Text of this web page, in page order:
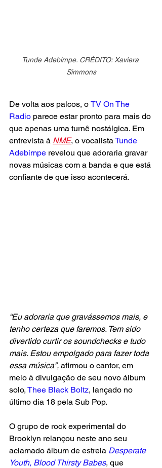
Tunde Adebimpe. CRÉDITO: Xaviera
Simmons
De volta aos palcos, o TV On The
Radio parece estar pronto para mais do
que apenas uma turnê nostálgica. Em
entrevista à NME, o vocalista Tunde
Adebimpe revelou que adoraria gravar
novas músicas com a banda e que está
confiante de que isso acontecerá.
“Eu adoraria que gravássemos mais, e
tenho certeza que faremos. Tem sido
divertido curtir os soundchecks e tudo
mais. Estou empolgado para fazer toda
essa música”, afirmou o cantor, em
meio à divulgação de seu novo álbum
solo, Thee Black Boltz, lançado no
último dia 18 pela Sub Pop.
O grupo de rock experimental do
Brooklyn relançou neste ano seu
aclamado álbum de estreia Desperate
Youth, Blood Thirsty Babes, que